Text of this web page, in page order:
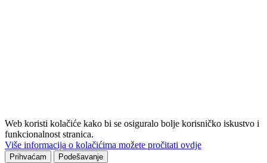
Web koristi kolačiće kako bi se osiguralo bolje korisničko iskustvo i
funkcionalnost stranica.
Više informacija o kolačićima možete pročitati ovdje
Prihvaćam Podešavanje